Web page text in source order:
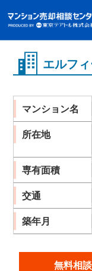
エルフ
マンション名
所在地
専有面積
交通
築年月
無料相談